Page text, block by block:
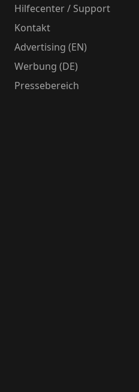
Hilfecenter / Support
Kontakt
Advertising (EN)
Werbung (DE)
Pressebereich